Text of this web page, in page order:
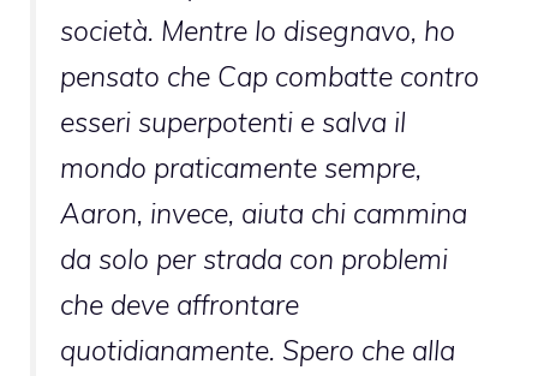
società. Mentre lo disegnavo, ho
pensato che Cap combatte contro
esseri superpotenti e salva il
mondo praticamente sempre,
Aaron, invece, aiuta chi cammina
da solo per strada con problemi
che deve affrontare
quotidianamente. Spero che alla